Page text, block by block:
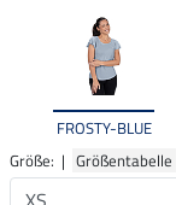
FROSTY-BLUE
Größe: | Größentabelle